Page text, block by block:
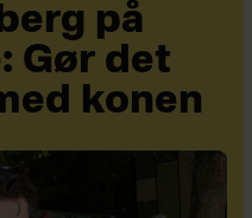
på
Gør det
konen